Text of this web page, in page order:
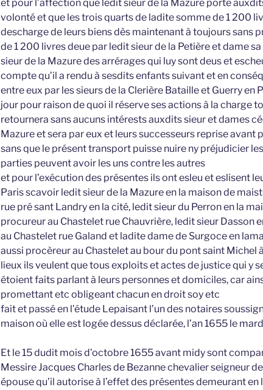
et pour l’affection que ledit sieur de la Mazure porte
volonté et que les trois quarts de ladite somme de 1 200
descharge de leurs biens dès maintenant à toujours sans
de 1 200 livres deue par ledit sieur de la Petière et dame
sieur de la Mazure des arrérages qui luy sont deus et
compte qu’il a rendu à sesdits enfants suivant et en
entre eux par les sieurs de la Clerière Bataille et Guerry en
jour pour raison de quoi il réserve ses actions à la charge
retournera sans aucuns intérests auxdits sieur et dames
Mazure et sera par eux et leurs successeurs reprise avant
sans que le présent transport puisse nuire ny préjudicier
parties peuvent avoir les uns contre les autres
et pour l’exécution des présentes ils ont esleu et eslisent
Paris scavoir ledit sieur de la Mazure en la maison de
rue pré sant Landry en la cité, ledit sieur du Perron en la
procureur au Chastelet rue Chauvrière, ledit sieur Dasson
au Chastelet rue Galand et ladite dame de Surgoce en
aussi procèreur au Chastelet au bour du pont saint Michel
lieux ils veulent que tous exploits et actes de justice qui y
étoient faits parlant à leurs personnes et domiciles, car
promettant etc obligeant chacun en droit soy etc
fait et passé en l’étude Lepaisant l’un des notaires
maison où elle est logée dessus déclarée, l’an 1655 le
Et le 15 dudit mois d’octobre 1655 avant midy sont
Messire Jacques Charles de Bezanne chevalier seigneur
épouse qu’il autorise à l’effet des présentes demeurant